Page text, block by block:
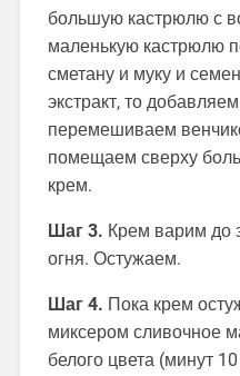
большую кастрюлю с
маленькую кастрюлю
сметану и муку и
экстракт, то
перемешиваем
помещаем сверху
крем.
Шаг 3. Крем варим до
огня. Остужаем.
Шаг 4. Пока крем
миксером сливочное
белого цвета (минут